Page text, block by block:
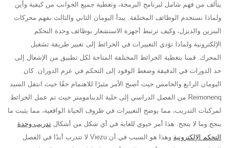
يتألف من فهم شامل لبرنامج البرمجة، وتغطية جميع الجوانب من كيفية وأين
ولماذا نستخدم الوظائف المختلفة. يبدأ اليومان الثاني والثالث بفهم محركات
البنزين والديزل، وكيف ترتبط أجهزة الاستشعار بوظائف وحدة التحكم
الإلكترونية ولماذا تؤدي التغييرات في الخرائط إلى تغيير طريقة تشغيل
المحرك. قمنا بتغطية الخرائط المختلفة المتاحة لكل تطبيق من الإشعال إلى
حد الدورات في الدقيقة وضغط الوقود إلى التحكم في عزم الدوران. كان
اليومان الرابع والخامس حيث أصبح الأمر مثيرًا للاهتمام حقًا حيث انتقل السيد
Reimonenq من الفصل الدراسي إلى خلية الدينامومتر حيث تم عمل الخرائط
لمركبات التدريب، مما يوضح التغييرات في ظروف الحياة الواقعية، مما يثبت ما
ينجح وما لا ينجح. هذا أمر حيوي للغاية في أي شكل من أشكال تدريب وحدة
التحكم الإلكترونية
وهذا هو السبب في أن Viezu لا تتدرب أبدًا في الفصل